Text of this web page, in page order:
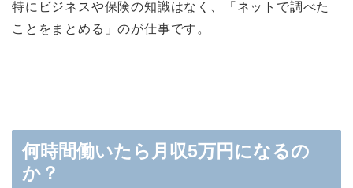
特にビジネスや保険の知識はなく、
「ネットで調べた
ことをまとめる」のが仕事です。
何時間働いたら月収5万円になるの
か？